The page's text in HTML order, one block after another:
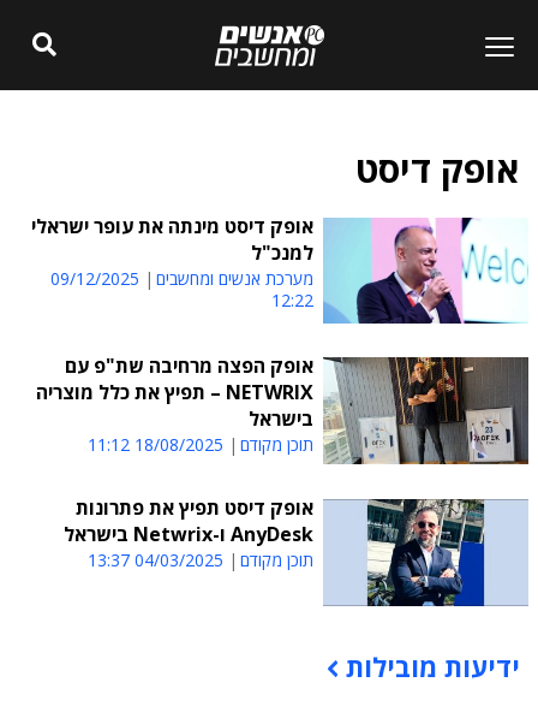
אופק דיסט
אופק דיסט מינתה את עופר ישראלי
למנכ"ל
מערכת אנשים ומחשבים
09/12/2025
12:22
אופק הפצה מרחיבה שת"פ עם
NETWRIX – תפיץ את כלל מוצריה
בישראל
תוכן מקודם 18/08/2025 11:12
אופק דיסט תפיץ את פתרונות
AnyDesk ו-Netwrix בישראל
תוכן מקודם 04/03/2025 13:37
תוכן פרסומי
ידיעות מובילות